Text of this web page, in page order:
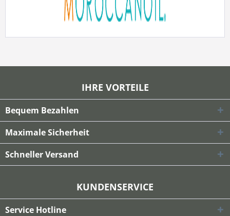
IHRE VORTEILE
Bequem Bezahlen
Maximale Sicherheit
Schneller Versand
KUNDENSERVICE
Service Hotline